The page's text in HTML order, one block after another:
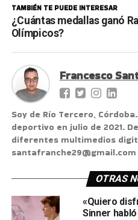
TAMBIÉN TE PUEDE INTERESAR
¿Cuántas medallas ganó
Olímpicos?
Francesco
Soy de Río Tercero,
deportivo en julio de 2021.
diferentes multimedios
santafranche29@gmail.com
OTRAS
«Quiero
Sinner